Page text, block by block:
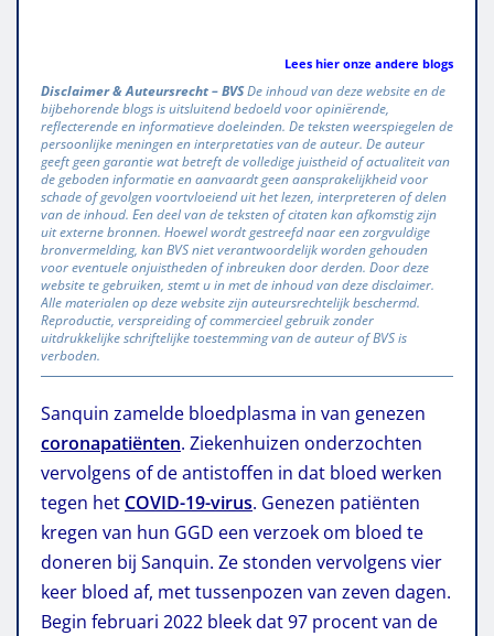
Lees hier onze andere blogs
Disclaimer & Auteursrecht – BVSDe inhoud van deze website en de
bijbehorende blogs is uitsluitend bedoeld voor opiniërende,
reflecterende en informatieve doeleinden. De teksten weerspiegelen de
persoonlijke meningen en interpretaties van de auteur. De auteur
geeft geen garantie wat betreft de volledige juistheid of actualiteit van
de geboden informatie en aanvaardt geen aansprakelijkheid voor
schade of gevolgen voortvloeiend uit het lezen, interpreteren of delen
van de inhoud. Een deel van de teksten of citaten kan afkomstig zijn
uit externe bronnen. Hoewel wordt gestreefd naar een zorgvuldige
bronvermelding, kan BVS niet verantwoordelijk worden gehouden
voor eventuele onjuistheden of inbreuken door derden. Door deze
website te gebruiken, stemt u in met de inhoud van deze disclaimer.
Alle materialen op deze website zijn auteursrechtelijk beschermd.
Reproductie, verspreiding of commercieel gebruik zonder
uitdrukkelijke schriftelijke toestemming van de auteur of BVS is
verboden.
Sanquin zamelde bloedplasma in van genezen
coronapatiënten. Ziekenhuizen onderzochten
vervolgens of de antistoffen in dat bloed werken
tegen het COVID-19-virus. Genezen patiënten
kregen van hun GGD een verzoek om bloed te
doneren bij Sanquin. Ze stonden vervolgens vier
keer bloed af, met tussenpozen van zeven dagen.
Begin februari 2022 bleek dat 97 procent van de